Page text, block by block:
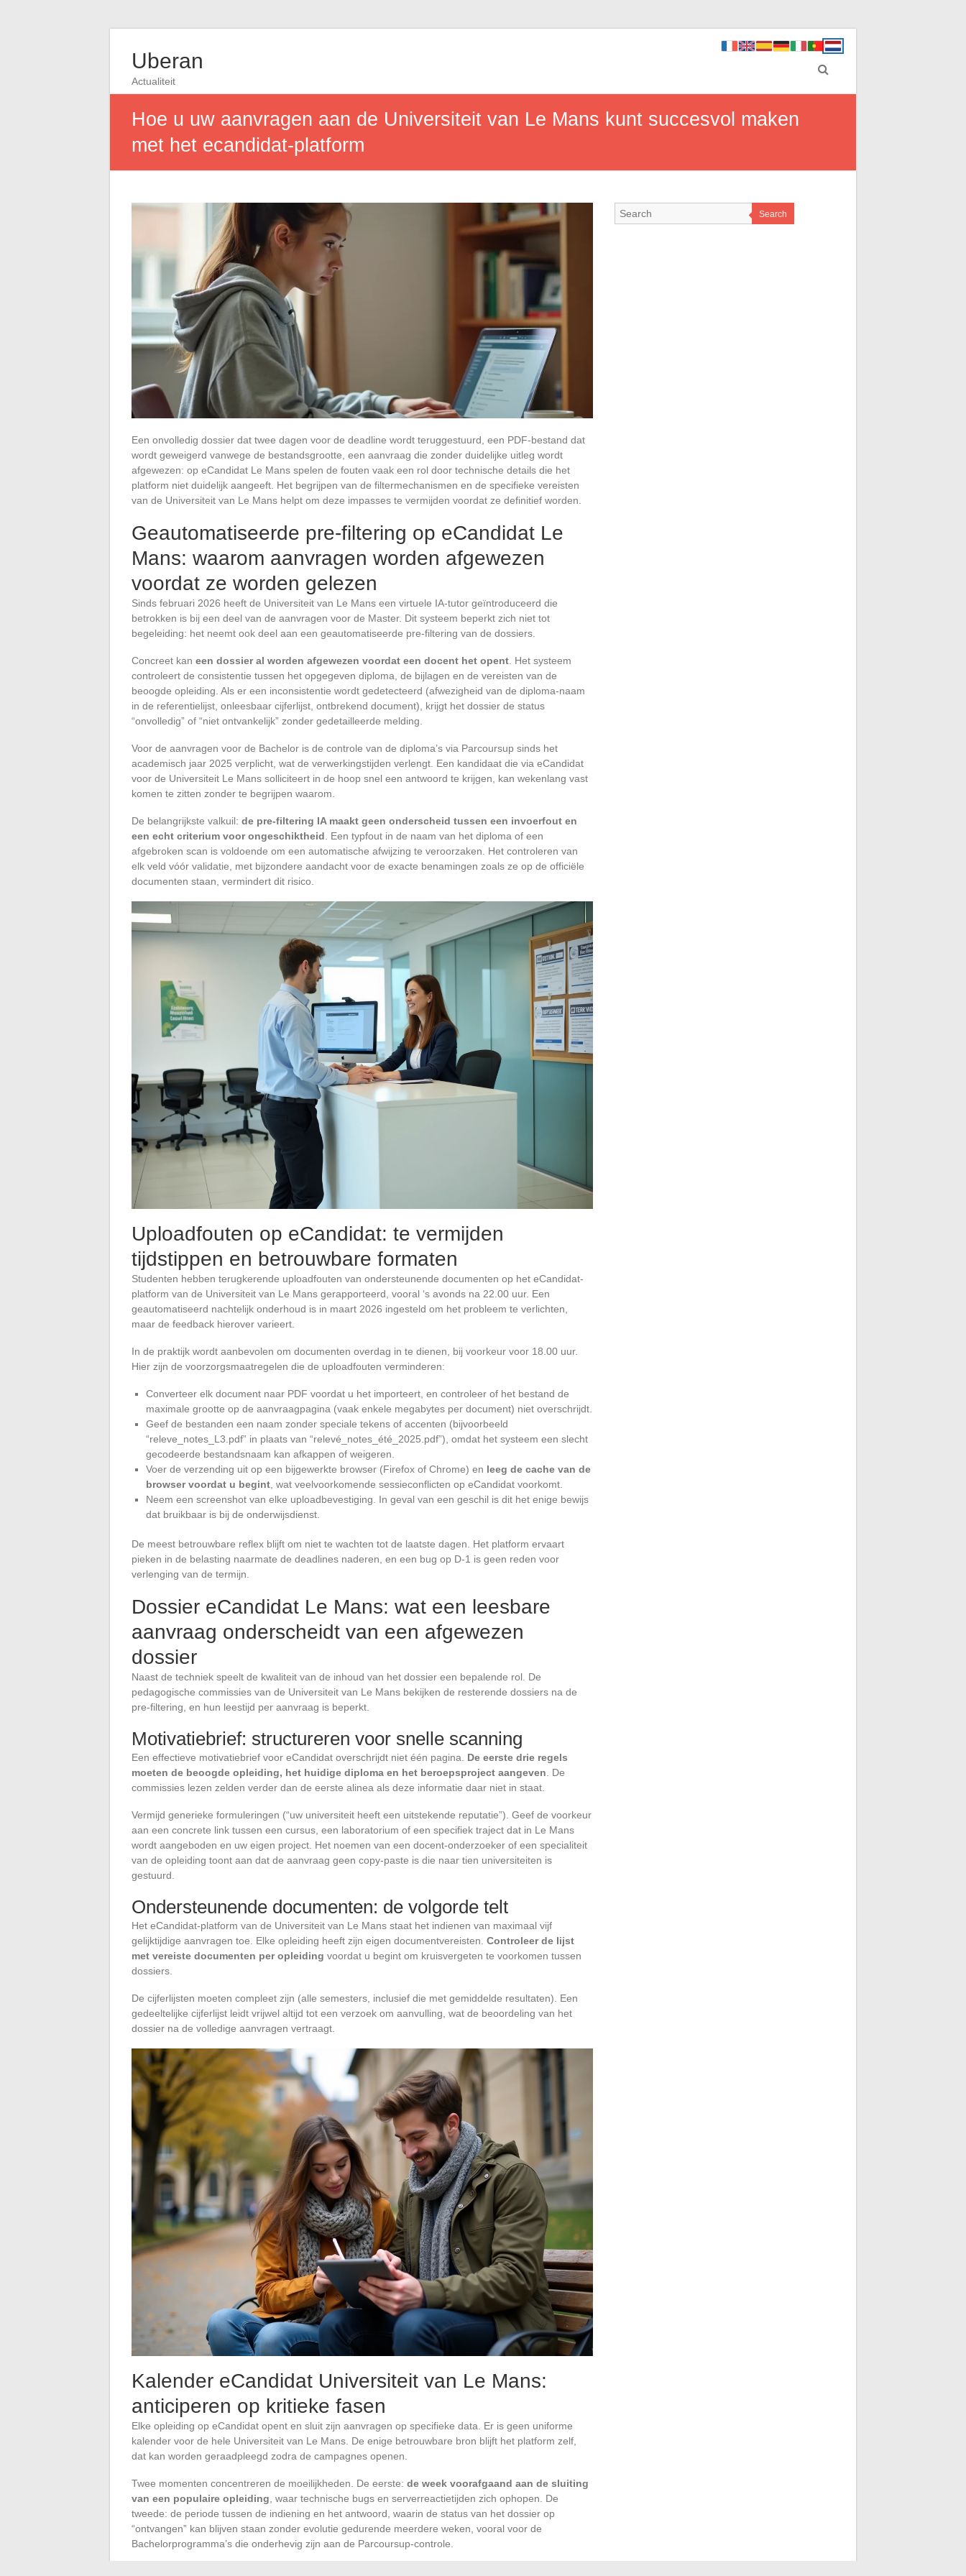
Uberan
Actualiteit
Hoe u uw aanvragen aan de Universiteit van Le Mans kunt succesvol maken
met het ecandidat-platform
Een onvolledig dossier dat twee dagen voor de deadline wordt teruggestuurd, een PDF-bestand dat
wordt geweigerd vanwege de bestandsgrootte, een aanvraag die zonder duidelijke uitleg wordt
afgewezen: op eCandidat Le Mans spelen de fouten vaak een rol door technische details die het
platform niet duidelijk aangeeft. Het begrijpen van de filtermechanismen en de specifieke vereisten
van de Universiteit van Le Mans helpt om deze impasses te vermijden voordat ze definitief worden.
Geautomatiseerde pre-filtering op eCandidat Le
Mans: waarom aanvragen worden afgewezen
voordat ze worden gelezen
Sinds februari 2026 heeft de Universiteit van Le Mans een virtuele IA-tutor geïntroduceerd die
betrokken is bij een deel van de aanvragen voor de Master. Dit systeem beperkt zich niet tot
begeleiding: het neemt ook deel aan een geautomatiseerde pre-filtering van de dossiers.
Concreet kan een dossier al worden afgewezen voordat een docent het opent . Het systeem
controleert de consistentie tussen het opgegeven diploma, de bijlagen en de vereisten van de
beoogde opleiding. Als er een inconsistentie wordt gedetecteerd (afwezigheid van de diploma-naam
in de referentielijst, onleesbaar cijferlijst, ontbrekend document), krijgt het dossier de status
“onvolledig” of “niet ontvankelijk” zonder gedetailleerde melding.
Voor de aanvragen voor de Bachelor is de controle van de diploma’s via Parcoursup sinds het
academisch jaar 2025 verplicht, wat de verwerkingstijden verlengt. Een kandidaat die via eCandidat
voor de Universiteit Le Mans solliciteert in de hoop snel een antwoord te krijgen, kan wekenlang vast
komen te zitten zonder te begrijpen waarom.
De belangrijkste valkuil: de pre-filtering IA maakt geen onderscheid tussen een invoerfout en
een echt criterium voor ongeschiktheid . Een typfout in de naam van het diploma of een
afgebroken scan is voldoende om een automatische afwijzing te veroorzaken. Het controleren van
elk veld vóór validatie, met bijzondere aandacht voor de exacte benamingen zoals ze op de officiële
documenten staan, vermindert dit risico.
Uploadfouten op eCandidat: te vermijden
tijdstippen en betrouwbare formaten
Studenten hebben terugkerende uploadfouten van ondersteunende documenten op het eCandidat-
platform van de Universiteit van Le Mans gerapporteerd, vooral ‘s avonds na 22.00 uur. Een
geautomatiseerd nachtelijk onderhoud is in maart 2026 ingesteld om het probleem te verlichten,
maar de feedback hierover varieert.
In de praktijk wordt aanbevolen om documenten overdag in te dienen, bij voorkeur voor 18.00 uur.
Hier zijn de voorzorgsmaatregelen die de uploadfouten verminderen:
Converteer elk document naar PDF voordat u het importeert, en controleer of het bestand de
maximale grootte op de aanvraagpagina (vaak enkele megabytes per document) niet overschrijdt.
Geef de bestanden een naam zonder speciale tekens of accenten (bijvoorbeeld
“releve_notes_L3.pdf” in plaats van “relevé_notes_été_2025.pdf”), omdat het systeem een slecht
gecodeerde bestandsnaam kan afkappen of weigeren.
Voer de verzending uit op een bijgewerkte browser (Firefox of Chrome) en leeg de cache van de
browser voordat u begint , wat veelvoorkomende sessieconflicten op eCandidat voorkomt.
Neem een screenshot van elke uploadbevestiging. In geval van een geschil is dit het enige bewijs
dat bruikbaar is bij de onderwijsdienst.
De meest betrouwbare reflex blijft om niet te wachten tot de laatste dagen. Het platform ervaart
pieken in de belasting naarmate de deadlines naderen, en een bug op D-1 is geen reden voor
verlenging van de termijn.
Dossier eCandidat Le Mans: wat een leesbare
aanvraag onderscheidt van een afgewezen
dossier
Naast de techniek speelt de kwaliteit van de inhoud van het dossier een bepalende rol. De
pedagogische commissies van de Universiteit van Le Mans bekijken de resterende dossiers na de
pre-filtering, en hun leestijd per aanvraag is beperkt.
Motivatiebrief: structureren voor snelle scanning
Een effectieve motivatiebrief voor eCandidat overschrijdt niet één pagina. De eerste drie regels
moeten de beoogde opleiding, het huidige diploma en het beroepsproject aangeven . De
commissies lezen zelden verder dan de eerste alinea als deze informatie daar niet in staat.
Vermijd generieke formuleringen (“uw universiteit heeft een uitstekende reputatie”). Geef de voorkeur
aan een concrete link tussen een cursus, een laboratorium of een specifiek traject dat in Le Mans
wordt aangeboden en uw eigen project. Het noemen van een docent-onderzoeker of een specialiteit
van de opleiding toont aan dat de aanvraag geen copy-paste is die naar tien universiteiten is
gestuurd.
Ondersteunende documenten: de volgorde telt
Het eCandidat-platform van de Universiteit van Le Mans staat het indienen van maximaal vijf
gelijktijdige aanvragen toe. Elke opleiding heeft zijn eigen documentvereisten. Controleer de lijst
met vereiste documenten per opleiding voordat u begint om kruisvergeten te voorkomen tussen
dossiers.
De cijferlijsten moeten compleet zijn (alle semesters, inclusief die met gemiddelde resultaten). Een
gedeeltelijke cijferlijst leidt vrijwel altijd tot een verzoek om aanvulling, wat de beoordeling van het
dossier na de volledige aanvragen vertraagt.
Kalender eCandidat Universiteit van Le Mans:
anticiperen op kritieke fasen
Elke opleiding op eCandidat opent en sluit zijn aanvragen op specifieke data. Er is geen uniforme
kalender voor de hele Universiteit van Le Mans. De enige betrouwbare bron blijft het platform zelf,
dat kan worden geraadpleegd zodra de campagnes openen.
Twee momenten concentreren de moeilijkheden. De eerste: de week voorafgaand aan de sluiting
van een populaire opleiding , waar technische bugs en serverreactietijden zich ophopen. De
tweede: de periode tussen de indiening en het antwoord, waarin de status van het dossier op
“ontvangen” kan blijven staan zonder evolutie gedurende meerdere weken, vooral voor de
Bachelorprogramma’s die onderhevig zijn aan de Parcoursup-controle.
Search